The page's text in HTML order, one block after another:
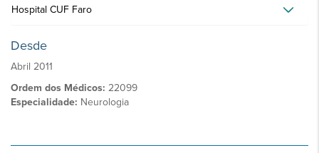
Hospital CUF Faro
Desde
Abril 2011
Ordem dos Médicos: 22099
Especialidade: Neurologia